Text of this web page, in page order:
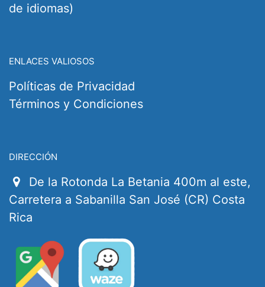
de idiomas)
ENLACES VALIOSOS
Políticas de Privacidad
Términos y Condiciones
DIRECCIÓN
De la Rotonda La Betania 400m al este,
Carretera a Sabanilla San José (CR) Costa
Rica